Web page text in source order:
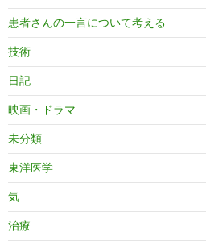
患者さんの一言について考える
技術
日記
映画・ドラマ
未分類
東洋医学
気
治療